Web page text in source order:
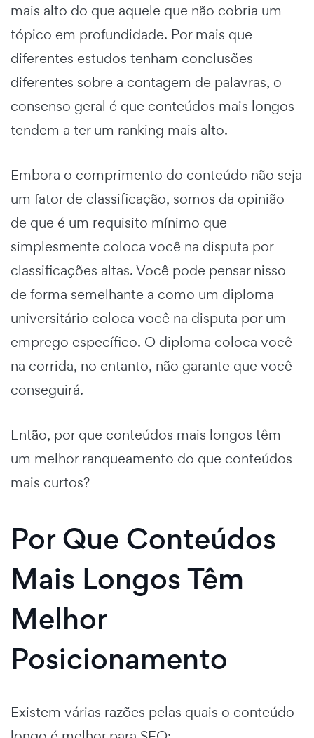
mais alto do que aquele que não cobria um
tópico em profundidade. Por mais que
diferentes estudos tenham conclusões
diferentes sobre a contagem de palavras, o
consenso geral é que conteúdos mais longos
tendem a ter um ranking mais alto.
Embora o comprimento do conteúdo não seja
um fator de classificação, somos da opinião
de que é um requisito mínimo que
simplesmente coloca você na disputa por
classificações altas. Você pode pensar nisso
de forma semelhante a como um diploma
universitário coloca você na disputa por um
emprego específico. O diploma coloca você
na corrida, no entanto, não garante que você
conseguirá.
Então, por que conteúdos mais longos têm
um melhor ranqueamento do que conteúdos
mais curtos?
Por Que Conteúdos
Mais Longos Têm
Melhor
Posicionamento
Existem várias razões pelas quais o conteúdo